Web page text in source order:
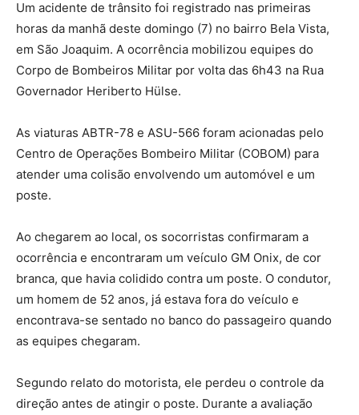
Um acidente de trânsito foi registrado nas primeiras
horas da manhã deste domingo (7) no bairro Bela Vista,
em São Joaquim. A ocorrência mobilizou equipes do
Corpo de Bombeiros Militar por volta das 6h43 na Rua
Governador Heriberto Hülse.
As viaturas ABTR-78 e ASU-566 foram acionadas pelo
Centro de Operações Bombeiro Militar (COBOM) para
atender uma colisão envolvendo um automóvel e um
poste.
Ao chegarem ao local, os socorristas confirmaram a
ocorrência e encontraram um veículo GM Onix, de cor
branca, que havia colidido contra um poste. O condutor,
um homem de 52 anos, já estava fora do veículo e
encontrava-se sentado no banco do passageiro quando
as equipes chegaram.
Segundo relato do motorista, ele perdeu o controle da
direção antes de atingir o poste. Durante a avaliação